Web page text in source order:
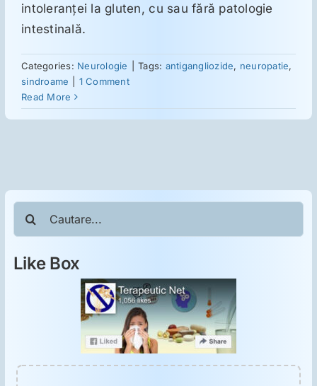
Mesajele lui Reichelt
Dietă
Oncologie
Toxicologie
Antipsihiatrie
Psihoterapie
intoleranţei la gluten, cu sau fără patologie
intestinală.
Categories: Neurologie Tags: antigangliozide, neuropatie,
sindroame
1 Comment
Read More
Cautare...
Like Box